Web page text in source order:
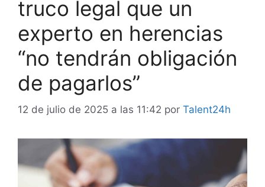
truco legal que un
experto en herencias
“no tendrán obligación
de pagarlos”
12 de julio de 2025 a las 11:42 por Talent24h